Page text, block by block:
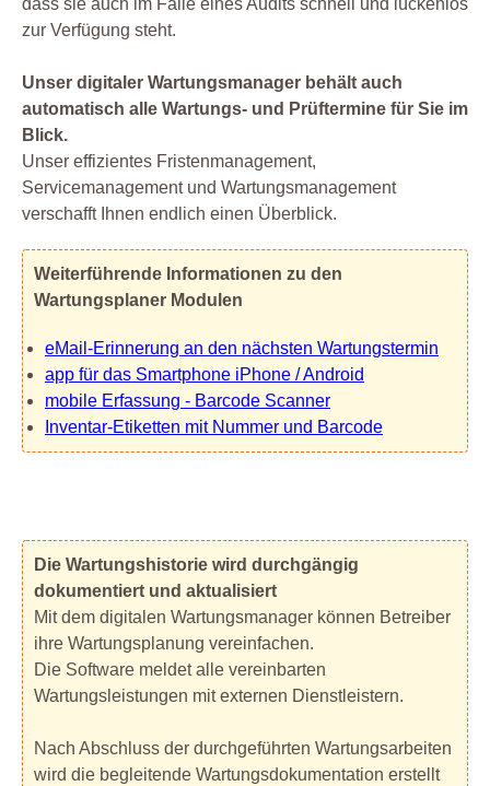
dass sie auch im Falle eines Audits schnell und lückenlos
zur Verfügung steht.
Unser digitaler Wartungsmanager behält auch
automatisch alle Wartungs- und Prüftermine für Sie im
Blick.
Unser effizientes Fristenmanagement,
Servicemanagement und Wartungsmanagement
verschafft Ihnen endlich einen Überblick.
Weiterführende Informationen zu den
Wartungsplaner Modulen
eMail-Erinnerung an den nächsten Wartungstermin
app für das Smartphone iPhone / Android
mobile Erfassung - Barcode Scanner
Inventar-Etiketten mit Nummer und Barcode
Die Wartungshistorie wird durchgängig
dokumentiert und aktualisiert
Mit dem digitalen Wartungsmanager können Betreiber
ihre Wartungsplanung vereinfachen.
Die Software meldet alle vereinbarten
Wartungsleistungen mit externen Dienstleistern.
Nach Abschluss der durchgeführten Wartungsarbeiten
wird die begleitende Wartungsdokumentation erstellt